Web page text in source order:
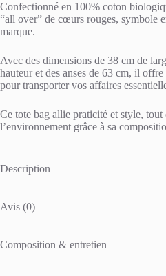
Confectionné en 100% coton
“all over” de cœurs rouges, symbole
marque.
Avec des dimensions de 38 cm de
hauteur et des anses de 63 cm, il
pour transporter vos affaires
Ce tote bag allie praticité et style, tout
l’environnement grâce à sa
Description
Avis (0)
Composition & entretien